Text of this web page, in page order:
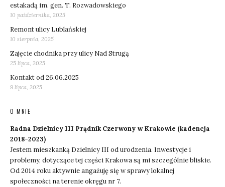
estakadą im. gen. T. Rozwadowskiego
10 października, 2025
Remont ulicy Lublańskiej
10 sierpnia, 2025
Zajęcie chodnika przy ulicy Nad Strugą
25 lipca, 2025
Kontakt od 26.06.2025
9 lipca, 2025
O MNIE
Radna Dzielnicy III Prądnik Czerwony w Krakowie (kadencja
2018-2023)
Jestem mieszkanką Dzielnicy III od urodzenia. Inwestycje i
problemy, dotyczące tej części Krakowa są mi szczególnie bliskie.
Od 2014 roku aktywnie angażuję się w sprawy lokalnej
społeczności na terenie okręgu nr 7.